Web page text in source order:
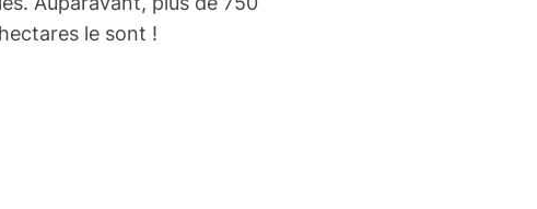
le sont !